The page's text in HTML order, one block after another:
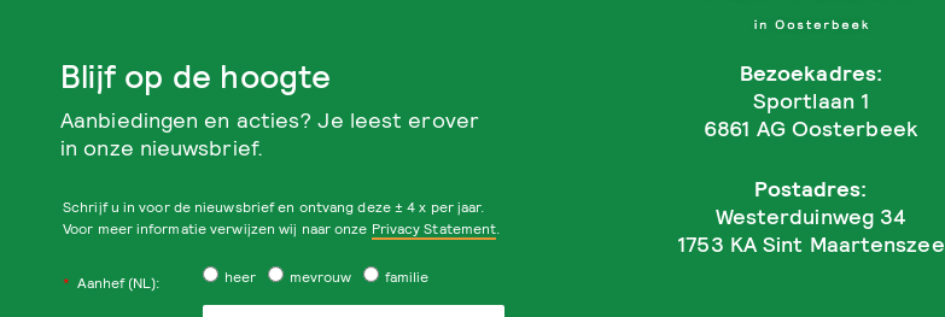
Blijf op de hoogte
Aanbiedingen en acties? Je leest erover
in onze nieuwsbrief.
Schrijf u in voor de nieuwsbrief en ontvang deze ± 4 x per jaar.
Voor meer informatie verwijzen wij naar onze Privacy Statement.
* Aanhef (NL): heer mevrouw familie
Bezoekadres:
Sportlaan 1
6861 AG Oosterbeek
Postadres:
Westerduinweg 34
1753 KA Sint Maartenszee